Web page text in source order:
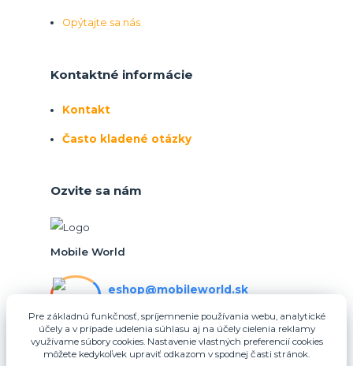
Opýtajte sa nás
Kontaktné informácie
Kontakt
Často kladené otázky
Ozvite sa nám
Mobile World
eshop@mobileworld.sk
eshop@mobileworld.sk
Pre základnú funkčnosť, spríjemnenie používania webu, analytické
účely a v prípade udelenia súhlasu aj na účely cielenia reklamy
využívame súbory cookies. Nastavenie vlastných preferencií cookies
môžete kedykoľvek upraviť odkazom v spodnej časti stránok.